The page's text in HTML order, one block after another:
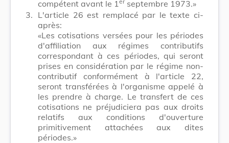
compétent avant le 1
septembre 1973.»
3. L'article 26 est remplacé par le texte ci-
après:
«Les cotisations versées pour les périodes
d'affiliation aux régimes contributifs
correspondant à ces périodes, qui seront
prises en considération par le régime non-
contributif conformément à l'article 22,
seront transférées à l'organisme appelé à
les prendre à charge. Le transfert de ces
cotisations ne préjudiciera pas aux droits
relatifs aux conditions d'ouverture
primitivement attachées aux dites
périodes.»